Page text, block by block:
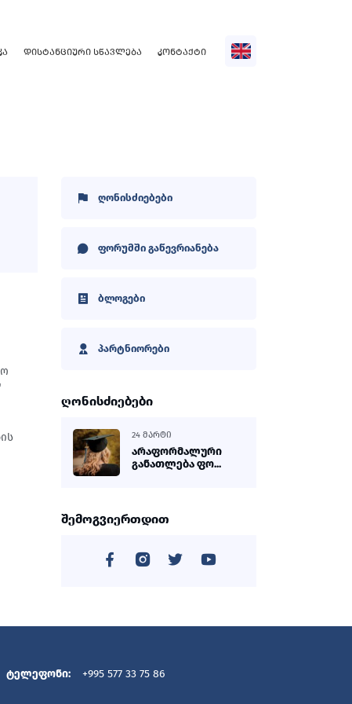
ᲓᲘᲡᲢᲐᲜᲪᲘᲣᲠᲘ ᲡᲬᲐᲕᲚᲔᲑᲐ ᲙᲝᲜᲢᲐᲥᲢᲘ
ღონისძიებები
ფორუმში გაწევრიანება
ბლოგები
პარტნიორები
ღონისძიებები
24 ᲛᲐᲠᲢᲘ
არაფორმალური
განათლება ფო...
შემოგვიერთდით
ტელეფონი: +995 577 33 75 86